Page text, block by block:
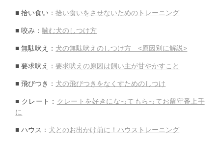
■ 拾い食い：拾い食いをさせないためのトレーニング
■ 咬み：噛む犬のしつけ方
■ 無駄吠え： 犬の無駄吠えのしつけ方 <原因別に解説>
■ 要求吠え：要求吠えの原因は飼い主が甘やかすこと
■ 飛びつき： 犬の飛びつきをなくすためのしつけ
■ クレート： クレートを好きになってもらってお留守番上手
に
■ ハウス： 犬とのお出かけ前に！ハウストレーニング